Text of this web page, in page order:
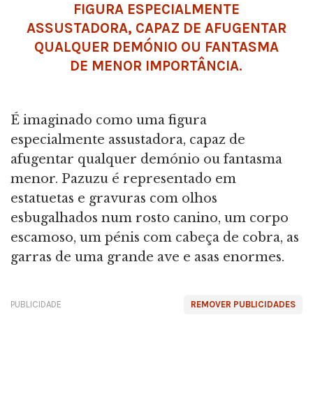
FIGURA ESPECIALMENTE
ASSUSTADORA, CAPAZ DE AFUGENTAR
QUALQUER DEMÓNIO OU FANTASMA
DE MENOR IMPORTÂNCIA.
É imaginado como uma figura
especialmente assustadora, capaz de
afugentar qualquer demónio ou fantasma
menor. Pazuzu é representado em
estatuetas e gravuras com olhos
esbugalhados num rosto canino, um corpo
escamoso, um pénis com cabeça de cobra, as
garras de uma grande ave e asas enormes.
REMOVER PUBLICIDADES
PUBLICIDADE